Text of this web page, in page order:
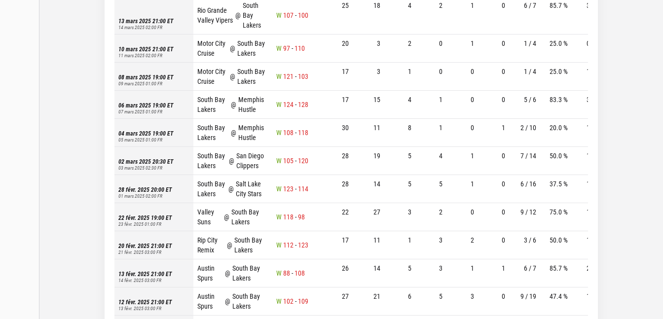
13 mars 2025 21:00ET
14 mars 2025 02:00FR
Rio Grande
Valley Vipers
@
South
Bay
Lakers
W 107- 100
25 18 4 2 1 0 6 / 7 85.7 % 3 / 4
10 mars 2025 21:00ET
11 mars 2025 02:00FR
Motor City
Cruise
@
South Bay
Lakers
W97- 110
20 3 2 0 1 0 1 / 4 25.0 % 0 / 0
08 mars 2025 19:00ET
09 mars 2025 01:00FR
Motor City
Cruise
@
South Bay
Lakers
W 121 - 103
17 3 1 0 0 0 1 / 4 25.0 % 1 / 1
06 mars 2025 19:00ET
07 mars 2025 01:00FR
South Bay
Lakers
@
Memphis
Hustle
W 124- 128
17 15 4 1 0 0 5 / 6 83.3 % 3 / 3
04 mars 2025 19:00ET
05 mars 2025 01:00FR
South Bay
Lakers
@
Memphis
Hustle
W 108 - 118
30 11 8 1 0 1 2 / 10 20.0 % 1 / 2
02 mars 2025 20:30ET
03 mars 2025 02:30FR
South Bay
Lakers
@
San Diego
Clippers
W 105- 120
28 19 5 4 1 0 7 / 14 50.0 % 1 / 5
28 févr. 2025 20:00ET
01 mars 2025 02:00FR
South Bay
Lakers
@
Salt Lake
City Stars
W 123 - 114
28 14 5 5 1 0 6 / 16 37.5 % 1 / 6
22 févr. 2025 19:00ET
23 févr. 2025 01:00FR
Valley
Suns
@
South Bay
Lakers
W 118 -98
22 27 3 2 0 0 9 / 12 75.0 % 1 / 4
20 févr. 2025 21:00ET
21 févr. 2025 03:00FR
Rip City
Remix
@
South Bay
Lakers
W 112- 123
17 11 1 3 2 0 3 / 6 50.0 % 1 / 3
13 févr. 2025 21:00ET
14 févr. 2025 03:00FR
Austin
Spurs
@
South Bay
Lakers
W88 - 108
26 14 5 3 1 1 6 / 7 85.7 % 2 / 3
12 févr. 2025 21:00ET
13 févr. 2025 03:00FR
Austin
Spurs
@
South Bay
Lakers
W 102- 109
27 21 6 5 3 0 9 / 19 47.4 % 1 / 5